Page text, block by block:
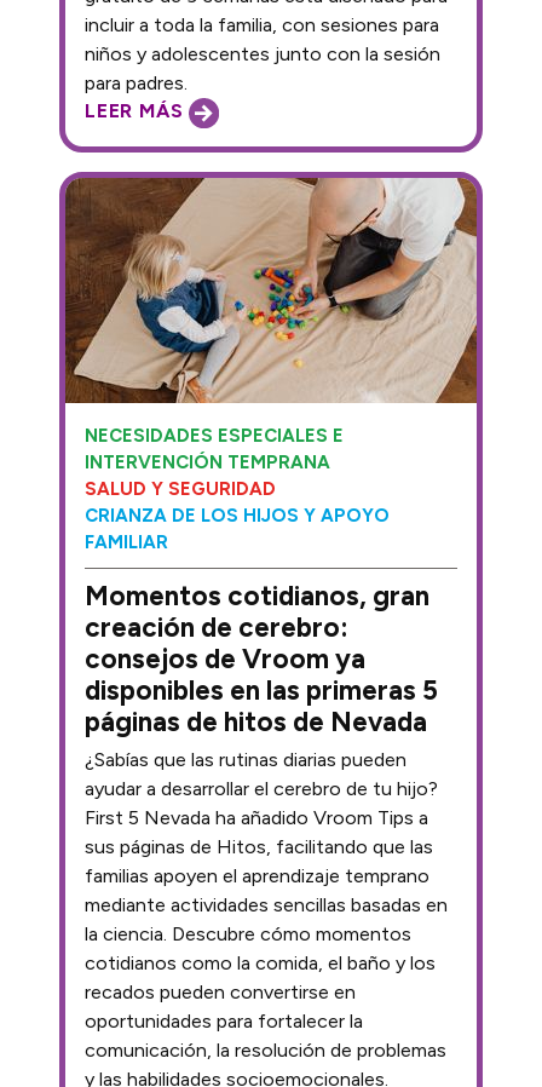
LEER MÁS
incluir a toda la familia, con sesiones para
niños y adolescentes junto con la sesión
para padres.
NECESIDADES ESPECIALES E
INTERVENCIÓN TEMPRANA
SALUD Y SEGURIDAD
CRIANZA DE LOS HIJOS Y APOYO
FAMILIAR
Momentos cotidianos, gran
creación de cerebro:
consejos de Vroom ya
disponibles en las primeras 5
páginas de hitos de Nevada
¿Sabías que las rutinas diarias pueden
ayudar a desarrollar el cerebro de tu hijo?
First 5 Nevada ha añadido Vroom Tips a
sus páginas de Hitos, facilitando que las
familias apoyen el aprendizaje temprano
mediante actividades sencillas basadas en
la ciencia. Descubre cómo momentos
cotidianos como la comida, el baño y los
recados pueden convertirse en
oportunidades para fortalecer la
comunicación, la resolución de problemas
y las habilidades socioemocionales.